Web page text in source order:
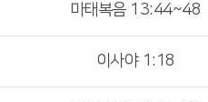
마태복음 13:44~48
이사야 1:18